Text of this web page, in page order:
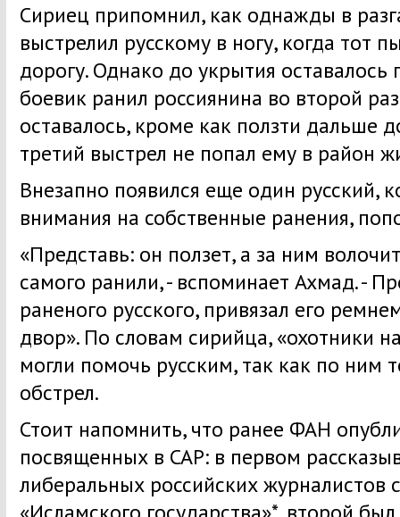
Сириец припомнил, как однажды в
выстрелил русскому в ногу, когда тот
дорогу. Однако до укрытия
боевик ранил россиянина во второй
оставалось, кроме как ползти дальше
третий выстрел не попал ему в район
Внезапно появился еще один русский,
внимания на собственные ранения,
«Представь: он ползет, а за ним
самого ранили, - вспоминает Ахмад. -
раненого русского, привязал его
двор». По словам сирийца, «охотники
могли помочь русским, так как по ним
обстрел.
Стоит напомнить, что ранее ФАН
посвященных в САР: в первом
либеральных российских журналистов